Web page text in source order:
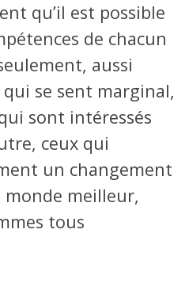
qu’il est possible
de chacun
aussi
qui se sent marginal,
sont intéressés
ceux qui
un changement
monde meilleur,
tous